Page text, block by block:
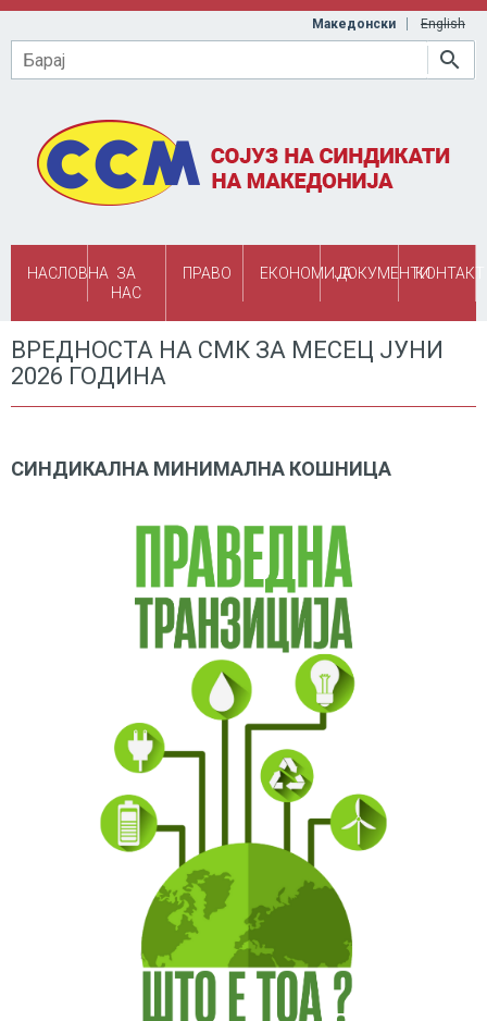
Skip to main content
Македонски English
Барај
НАСЛОВНА ЗА
НАС
ПРАВО ЕКОНОМИЈАДОКУМЕНТИКОНТАКТ
ВРЕДНОСТА НА СМК ЗА МЕСЕЦ ЈУНИ
2026 ГОДИНА
СИНДИКАЛНА МИНИМАЛНА КОШНИЦА